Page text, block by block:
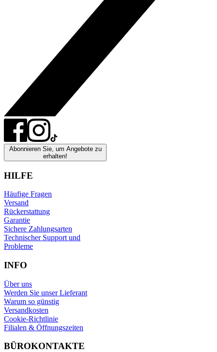
Abonnieren Sie, um Angebote zu
erhalten!
HILFE
Häufige Fragen
Versand
Rückerstattung
Garantie
Sichere Zahlungsarten
Technischer Support und
Probleme
INFO
Über uns
Werden Sie unser Lieferant
Warum so günstig
Versandkosten
Cookie-Richtlinie
Filialen & Öffnungszeiten
BÜROKONTAKTE